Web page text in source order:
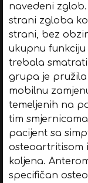
navedeni
strani zgloba
strani, bez
ukupnu
trebala
grupa je
mobilnu
temeljenih na
tim
pacijent sa
osteoartritisom
koljena.
specifičan